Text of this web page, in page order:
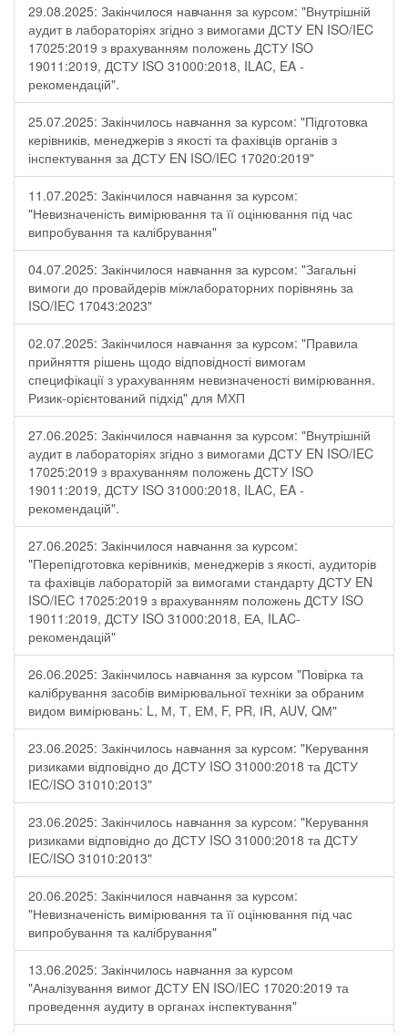
29.08.2025: Закінчилося навчання за курсом: "Внутрішній
аудит в лабораторіях згідно з вимогами ДСТУ EN ISO/IEC
17025:2019 з врахуванням положень ДСТУ ISO
19011:2019, ДСТУ ISO 31000:2018, ILAC, EA -
рекомендацій".
25.07.2025: Закінчилось навчання за курсом: "Підготовка
керівників, менеджерів з якості та фахівців органів з
інспектування за ДСТУ EN ISO/IEC 17020:2019"
11.07.2025: Закінчилося навчання за курсом:
"Невизначеність вимірювання та її оцінювання під час
випробування та калібрування"
04.07.2025: Закінчилося навчання за курсом: "Загальні
вимоги до провайдерів міжлабораторних порівнянь за
ISO/IEC 17043:2023"
02.07.2025: Закінчилося навчання за курсом: "Правила
прийняття рішень щодо відповідності вимогам
специфікації з урахуванням невизначеності вимірювання.
Ризик-орієнтований підхід" для МХП
27.06.2025: Закінчилося навчання за курсом: "Внутрішній
аудит в лабораторіях згідно з вимогами ДСТУ EN ISO/IEC
17025:2019 з врахуванням положень ДСТУ ISO
19011:2019, ДСТУ ISO 31000:2018, ILAC, EA -
рекомендацій".
27.06.2025: Закінчилося навчання за курсом:
"Перепідготовка керівників, менеджерів з якості, аудиторів
та фахівців лабораторій за вимогами стандарту ДСТУ EN
ISO/IEC 17025:2019 з врахуванням положень ДСТУ ISO
19011:2019, ДСТУ ISO 31000:2018, ЕА, ILAC-
рекомендацій"
26.06.2025: Закінчилось навчання за курсом "Повірка та
калібрування засобів вимірювальної техніки за обраним
видом вимірювань: L, М, Т, ЕМ, F, РR, ІR, АUV, QМ"
23.06.2025: Закінчилось навчання за курсом: "Керування
ризиками відповідно до ДСТУ ISO 31000:2018 та ДСТУ
IEC/ISO 31010:2013"
23.06.2025: Закінчилось навчання за курсом: "Керування
ризиками відповідно до ДСТУ ISO 31000:2018 та ДСТУ
IEC/ISO 31010:2013"
20.06.2025: Закінчилося навчання за курсом:
"Невизначеність вимірювання та її оцінювання під час
випробування та калібрування"
13.06.2025: Закінчилось навчання за курсом
"Аналізування вимог ДСТУ EN ISO/IEC 17020:2019 та
проведення аудиту в органах інспектування"